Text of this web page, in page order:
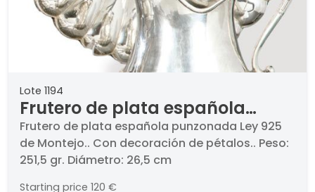
Lote 1194
Frutero de plata española
punzonada Ley 925 de Montejo.
Frutero de plata española punzonada Ley 925
de Montejo.. Con decoración de pétalos.. Peso:
251,5 gr. Diámetro: 26,5 cm
Starting price 120 €